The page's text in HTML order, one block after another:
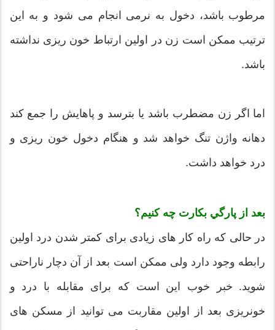
مرطوب باشد، دخول به نرمی انجام می شود و به این
ترتیب ممکن است زن در اولین ارتباط خون ریزی نداشته
باشد.
اما اگر زن مضطرب باشد یا بترسد و پاهایش را جمع کند
دهانه واژن تنگ خواهد شد و هنگام دخول خون ریزی و
درد خواهد داشت.
بعد از پارگي بكارت چه کنیم؟
در حالی که راه کار های زیادی برای کمتر شدن درد اولین
رابطه وجود دارد ولی ممکن است بعد از آن دچار ناراحتی
شوید. خبر خوب این است که برای مقابله با درد و
خونریزی بعد از اولین مقاربت می توانید از مسکن های